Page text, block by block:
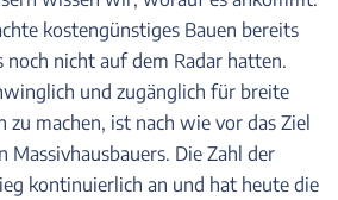
kostengünstiges Bauen bereits
noch nicht auf dem Radar hatten.
und zugänglich für breite
zu machen, ist nach wie vor das Ziel
Die Zahl der
kontinuierlich an und hat heute die